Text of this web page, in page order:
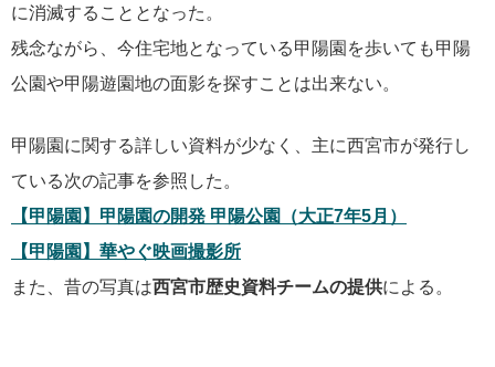
に消滅することとなった。
残念ながら、今住宅地となっている甲陽園を歩いても甲陽
公園や甲陽遊園地の面影を探すことは出来ない。
甲陽園に関する詳しい資料が少なく、主に西宮市が発行し
ている次の記事を参照した。
【甲陽園】甲陽園の開発 甲陽公園（大正7年5月）
【甲陽園】華やぐ映画撮影所
また、昔の写真は西宮市歴史資料チームの提供による。